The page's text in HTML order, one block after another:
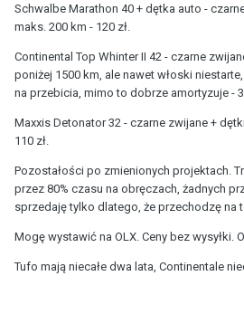
Schwalbe Marathon 40 + dętka auto -
maks. 200 km - 120 zł.
Continental Top Whinter II 42 - czarne
poniżej 1500 km, ale nawet włoski
na przebicia, mimo to dobrze amortyzuje -
Maxxis Detonator 32 - czarne zwijane +
110 zł.
Pozostałości po zmienionych projektach.
przez 80% czasu na obręczach, żadnych
sprzedaję tylko dlatego, że przechodzę na
Mogę wystawić na OLX. Ceny bez wysyłki.
Tufo mają niecałe dwa lata, Continentale